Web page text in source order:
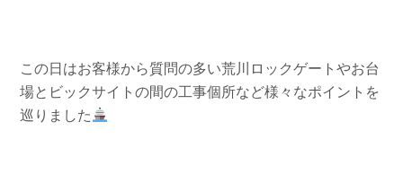
この日はお客様から質問の多い荒川ロックゲートやお台
場とビックサイトの間の工事個所など様々なポイントを
巡りました